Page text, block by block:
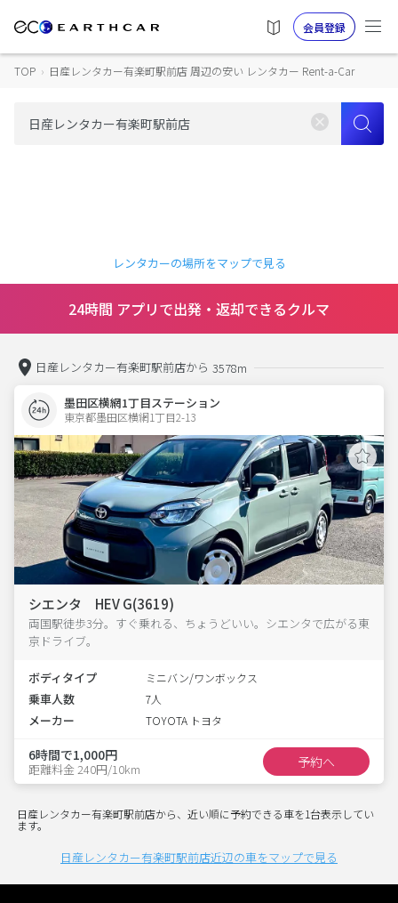
会員登録
TOP › 日産レンタカー有楽町駅前店 周辺の安い レンタカー Rent-a-Car
レンタカーの場所をマップで見る
24時間 アプリで出発・返却できるクルマ
日産レンタカー有楽町駅前店から 3578m
墨田区横網1丁目ステーション
東京都墨田区横網1丁目2-13
シエンタ HEV G(3619)
両国駅徒歩3分。すぐ乗れる、ちょうどいい。シエンタで広がる東
京ドライブ。
ボディタイプ ミニバン/ワンボックス
乗車人数 7人
メーカー TOYOTA トヨタ
6時間で1,000円
距離料金 240円/10km 予約へ
日産レンタカー有楽町駅前店から、近い順に予約できる車を1台表示してい
ます。
日産レンタカー有楽町駅前店近辺の車をマップで見る